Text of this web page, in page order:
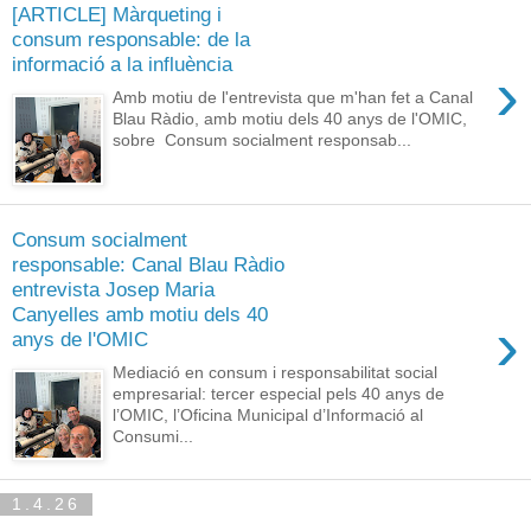
[ARTICLE] Màrqueting i
consum responsable: de la
informació a la influència
›
Amb motiu de l'entrevista que m'han fet a Canal
Blau Ràdio, amb motiu dels 40 anys de l'OMIC,
sobre Consum socialment responsab...
Consum socialment
responsable: Canal Blau Ràdio
entrevista Josep Maria
Canyelles amb motiu dels 40
anys de l'OMIC
›
Mediació en consum i responsabilitat social
empresarial: tercer especial pels 40 anys de
l’OMIC, l’Oficina Municipal d’Informació al
Consumi...
1.4.26